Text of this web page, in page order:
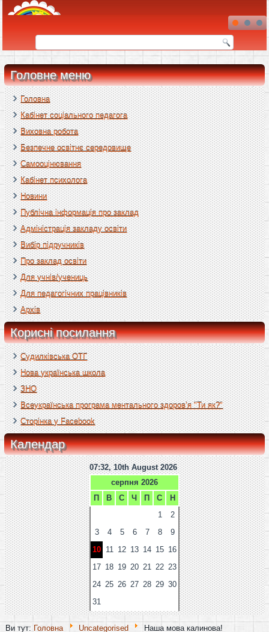
Головне меню
Головна
Кабінет соціального педагога
Виховна робота
Безпечне освітнє середовище
Самооцінювання
Кабінет психолога
Новини
Публічна інформація про заклад
Адміністрація закладу освіти
Вибір підручників
Про заклад освіти
Для учнів/учениць
Для педагогічних працівників
Архів
Корисні посилання
Судилківська ОТГ
Нова українська школа
ЗНО
Всеукраїнська програма ментального здоров’я "Ти як?"
Сторінка у Facebook
Календар
07:32, 10th August 2026
серпня 2026
П
В С Ч П С
Н
1
2
3
4 5 6 7 8
9
10 11 12 13 14 15 16
17 18 19 20 21 22 23
24 25 26 27 28 29 30
31
Ви тут: Головна Uncategorised Наша мова калинова!